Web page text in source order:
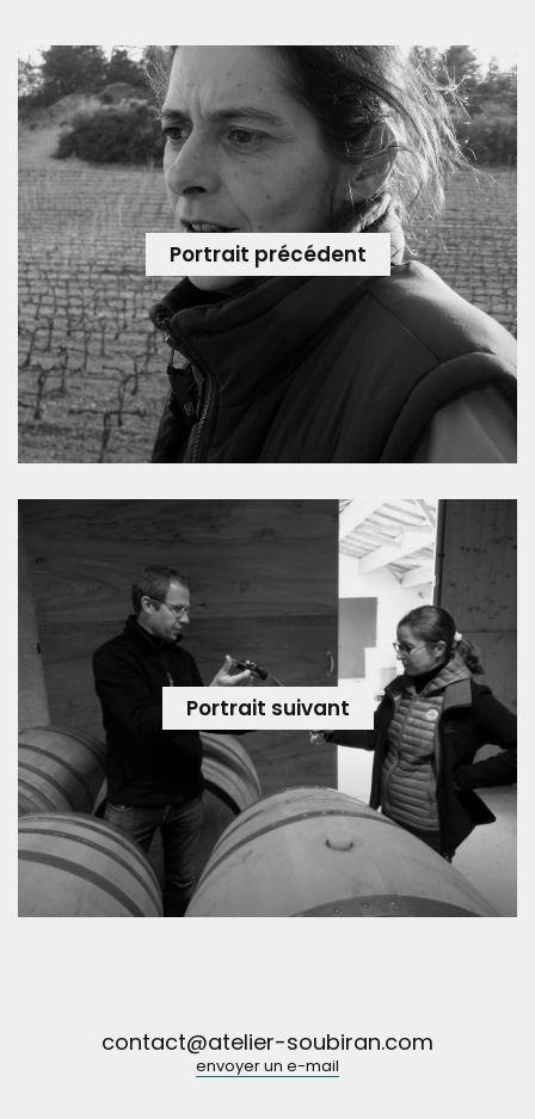
Portrait précédent
MAS FABREGOUS, ou le retour aux sources
Portrait suivant
contact@atelier-soubiran.com
envoyer un e-mail